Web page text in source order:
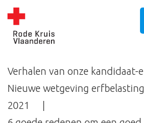
Verhalen van onze kandidaat-
Nieuwe wetgeving
2021